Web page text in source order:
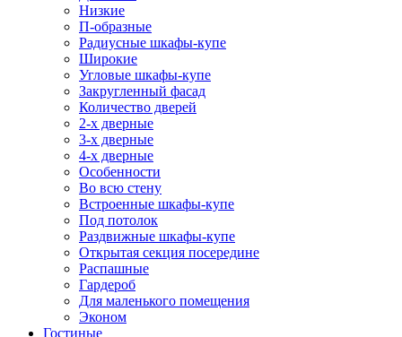
Низкие
П-образные
Радиусные шкафы-купе
Широкие
Угловые шкафы-купе
Закругленный фасад
Количество дверей
2-х дверные
3-х дверные
4-х дверные
Особенности
Во всю стену
Встроенные шкафы-купе
Под потолок
Раздвижные шкафы-купе
Открытая секция посередине
Распашные
Гардероб
Для маленького помещения
Эконом
Гостиные